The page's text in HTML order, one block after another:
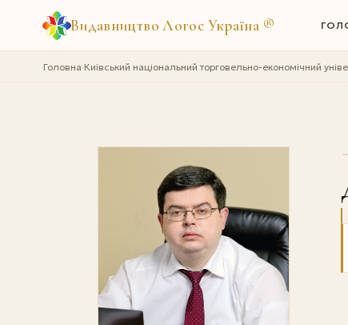
Видавництво Логос Україна ®
Головна›Київський національний торговельно-економічний